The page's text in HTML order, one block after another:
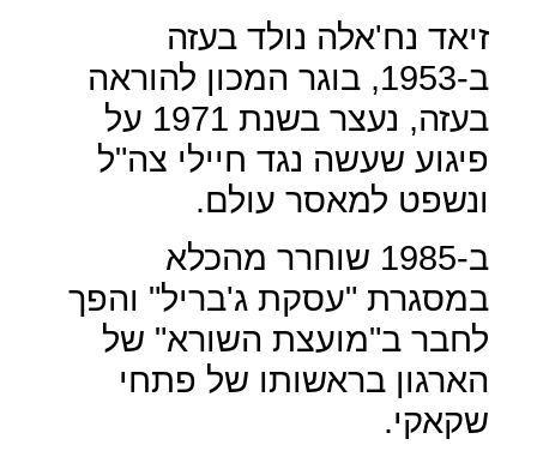
זיאד נח'אלה נולד בעזה
ב-1953, בוגר המכון להוראה
בעזה, נעצר בשנת 1971 על
פיגוע שעשה נגד חיילי צה"ל
ונשפט למאסר עולם.
ב-1985 שוחרר מהכלא
במסגרת "עסקת ג'בריל" והפך
לחבר ב"מועצת השורא" של
הארגון בראשותו של פתחי
שקאקי.